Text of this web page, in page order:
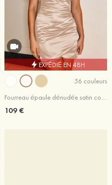
EXPÉDIÉ EN 48H
56 couleurs
Fourreau épaule dénudée satin courte/mini robe de fête de la rentrée
109 €